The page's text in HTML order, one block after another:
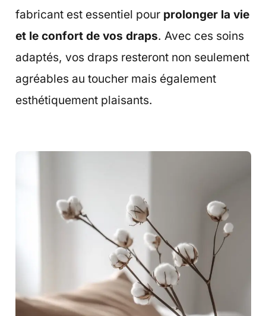
fabricant est essentiel pour prolonger la vie
et le confort de vos draps. Avec ces soins
adaptés, vos draps resteront non seulement
agréables au toucher mais également
esthétiquement plaisants.